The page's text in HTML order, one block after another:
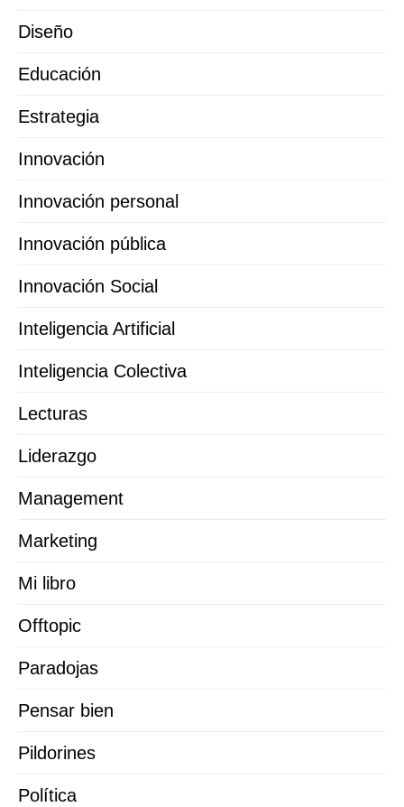
Diseño
Educación
Estrategia
Innovación
Innovación personal
Innovación pública
Innovación Social
Inteligencia Artificial
Inteligencia Colectiva
Lecturas
Liderazgo
Management
Marketing
Mi libro
Offtopic
Paradojas
Pensar bien
Pildorines
Política